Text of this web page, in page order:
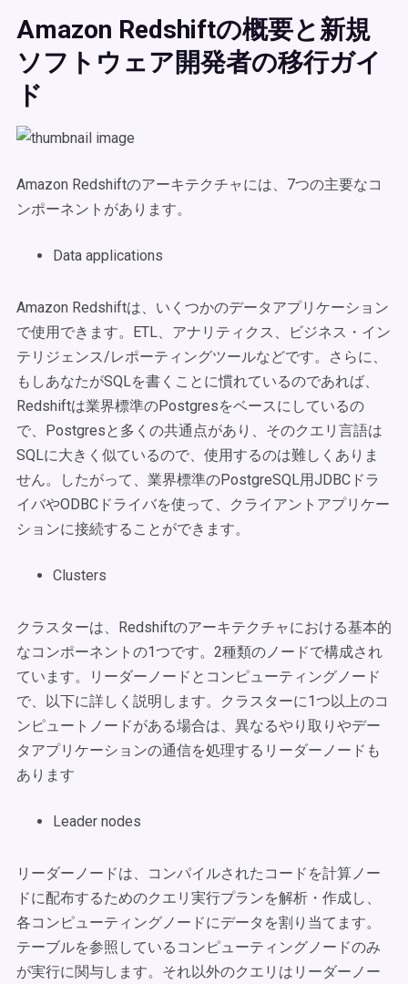
Amazon Redshiftの概要と新規
ソフトウェア開発者の移行ガイ
ド
Amazon Redshiftのアーキテクチャには、7つの主要なコ
ンポーネントがあります。
Data applications
Amazon Redshiftは、いくつかのデータアプリケーション
で使用できます。ETL、アナリティクス、ビジネス・イン
テリジェンス/レポーティングツールなどです。さらに、
もしあなたがSQLを書くことに慣れているのであれば、
Redshiftは業界標準のPostgresをベースにしているの
で、Postgresと多くの共通点があり、そのクエリ言語は
SQLに大きく似ているので、使用するのは難しくありま
せん。したがって、業界標準のPostgreSQL用JDBCドラ
イバやODBCドライバを使って、クライアントアプリケー
ションに接続することができます。
Clusters
クラスターは、Redshiftのアーキテクチャにおける基本的
なコンポーネントの1つです。2種類のノードで構成され
ています。リーダーノードとコンピューティングノード
で、以下に詳しく説明します。クラスターに1つ以上のコ
ンピュートノードがある場合は、異なるやり取りやデー
タアプリケーションの通信を処理するリーダーノードも
あります
Leader nodes
リーダーノードは、コンパイルされたコードを計算ノー
ドに配布するためのクエリ実行プランを解析・作成し、
各コンピューティングノードにデータを割り当てます。
テーブルを参照しているコンピューティングノードのみ
が実行に関与します。それ以外のクエリはリーダーノー